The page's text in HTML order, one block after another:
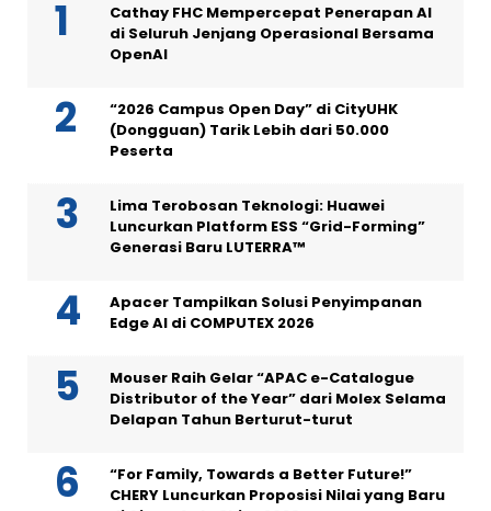
Cathay FHC Mempercepat Penerapan AI
di Seluruh Jenjang Operasional Bersama
OpenAI
“2026 Campus Open Day” di CityUHK
(Dongguan) Tarik Lebih dari 50.000
Peserta
Lima Terobosan Teknologi: Huawei
Luncurkan Platform ESS “Grid-Forming”
Generasi Baru LUTERRA™
Apacer Tampilkan Solusi Penyimpanan
Edge AI di COMPUTEX 2026
Mouser Raih Gelar “APAC e-Catalogue
Distributor of the Year” dari Molex Selama
Delapan Tahun Berturut-turut
“For Family, Towards a Better Future!”
CHERY Luncurkan Proposisi Nilai yang Baru